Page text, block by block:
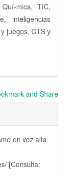
mica, TIC,
inteligencias
juegos, CTS y
en voz alta.
[Consulta: